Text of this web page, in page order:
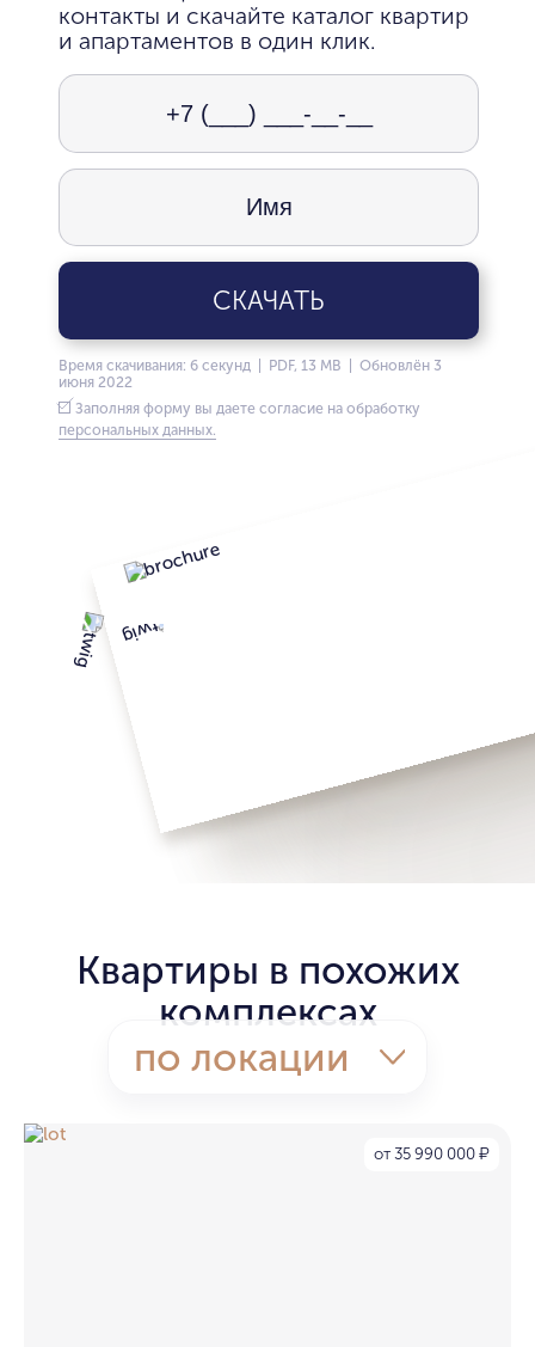
контакты и скачайте каталог квартир
и апартаментов в один клик.
СКАЧАТЬ
Время скачивания: 6 секунд | PDF, 13 MB | Обновлён 3
июня 2022
Заполняя форму вы даете согласие на обработку
персональных данных.
Квартиры в похожих
комплексах
по локации
от 35 990 000 ₽